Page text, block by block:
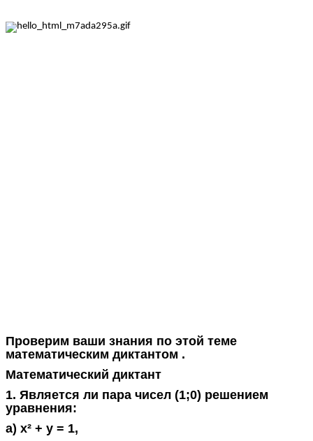
Проверим ваши знания по этой теме
математическим диктантом .
Математический диктант
1. Является ли пара чисел (1;0) решением
уравнения:
а) x² + y = 1,